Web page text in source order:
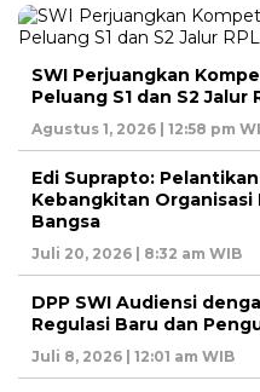
SWI Perjuangkan
Peluang S1 dan S2 Jalur
Agustus 1, 2026 | 12:58 pm
Edi Suprapto:
Kebangkitan Organisasi
Bangsa
Juli 20, 2026 | 8:32 am WIB
DPP SWI Audiensi
Regulasi Baru dan
Juli 8, 2026 | 12:01 am WIB